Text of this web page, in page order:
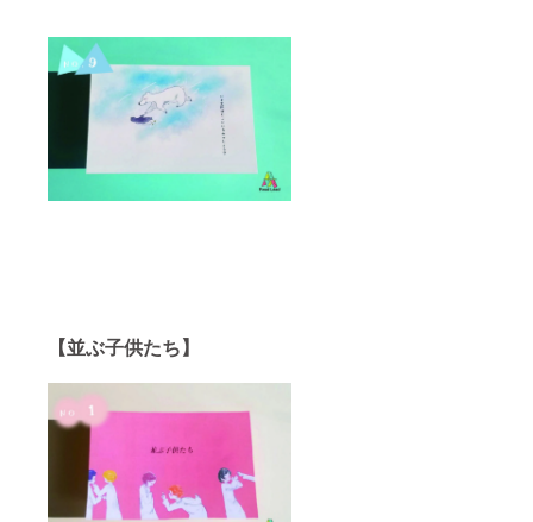
【並ぶ子供たち】